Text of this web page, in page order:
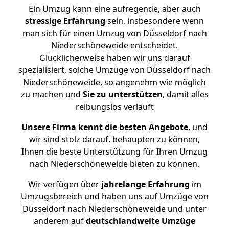
Ein Umzug kann eine aufregende, aber auch
stressige Erfahrung sein, insbesondere wenn
man sich für einen Umzug von Düsseldorf nach
Niederschöneweide entscheidet.
Glücklicherweise haben wir uns darauf
spezialisiert, solche Umzüge von Düsseldorf nach
Niederschöneweide, so angenehm wie möglich
zu machen und Sie zu unterstützen, damit alles
reibungslos verläuft
Unsere Firma kennt die besten Angebote, und
wir sind stolz darauf, behaupten zu können,
Ihnen die beste Unterstützung für Ihren Umzug
nach Niederschöneweide bieten zu können.
Wir verfügen überjahrelange Erfahrung im
Umzugsbereich und haben uns auf Umzüge von
Düsseldorf nach Niederschöneweide und unter
anderem aufdeutschlandweite Umzüge